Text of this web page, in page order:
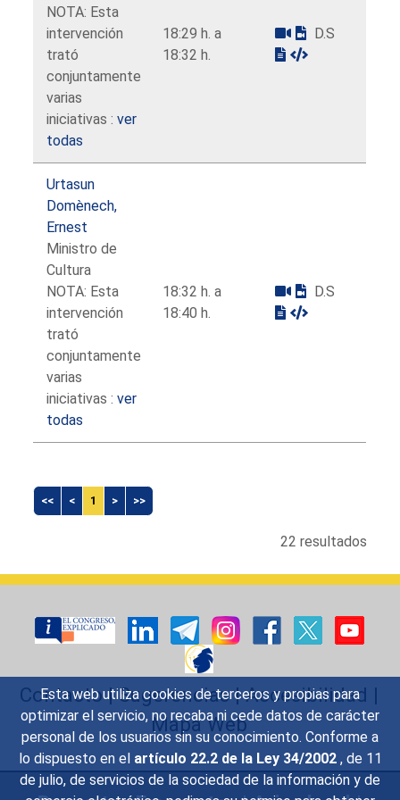
Esta web utiliza cookies de terceros y propias para
optimizar el servicio, no recaba ni cede datos de carácter
personal de los usuarios sin su conocimiento. Conforme a
lo dispuesto en el artículo 22.2 de la Ley 34/2002 , de 11
de julio, de servicios de la sociedad de la información y de
NOTA: Esta
intervención
trató
conjuntamente
varias
iniciativas :ver
todas
18:29 h. a
18:32 h.
D.S
Urtasun
Domènech,
Ernest
Ministro de
Cultura
NOTA: Esta
intervención
trató
conjuntamente
varias
iniciativas :ver
todas
18:32 h. a
18:40 h.
D.S
<< < 1 > >>
22 resultados
Contacto|Sugerencias|Accesibilidad |
Mapa Web